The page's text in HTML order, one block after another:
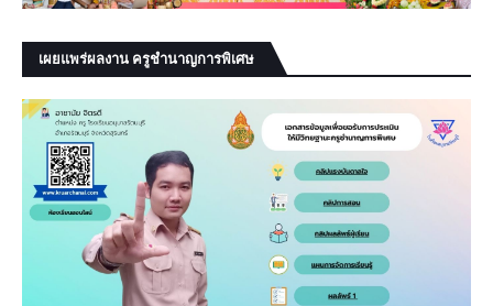
เผยแพร่ผลงาน ครูชำนาญการพิเศษ